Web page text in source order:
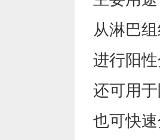
从淋巴
进行‌阳
还可用
也可快